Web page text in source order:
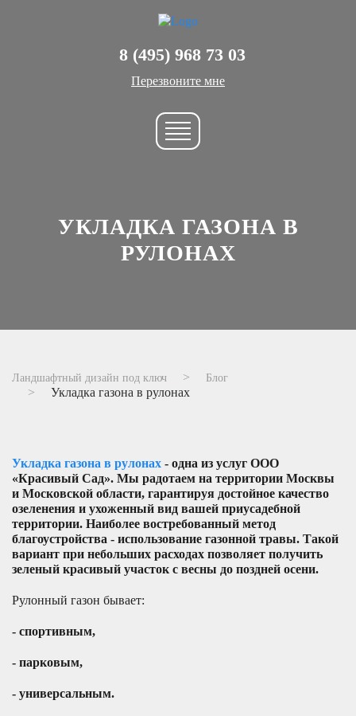
8 (495) 968 73 03
Перезвоните мне
УКЛАДКА ГАЗОНА В
РУЛОНАХ
Ландшафтный дизайн под ключ Блог
Укладка газона в рулонах
Укладка газона в рулонах - одна из услуг ООО
«Красивый Сад». Мы радотаем на территории Москвы
и Московской области, гарантируя достойное качество
озеленения и ухоженный вид вашей приусадебной
территории. Наиболее востребованный метод
благоустройства - использование газонной травы. Такой
вариант при небольших расходах позволяет получить
зеленый красивый участок с весны до поздней осени.
Рулонный газон бывает:
- спортивным,
- парковым,
- универсальным.